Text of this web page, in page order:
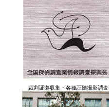
裁判証拠収集・各種証拠撮影調査